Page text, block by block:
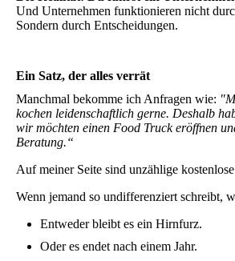
Und Unternehmen funktionieren nicht
Sondern durch Entscheidungen.
Ein Satz, der alles verrät
Manchmal bekomme ich Anfragen wie:
kochen leidenschaftlich gerne. Deshalb
wir möchten einen Food Truck eröffnen
Beratung.“
Auf meiner Seite sind unzählige
Wenn jemand so undifferenziert schreibt,
Entweder bleibt es ein Hirnfurz.
Oder es endet nach einem Jahr.